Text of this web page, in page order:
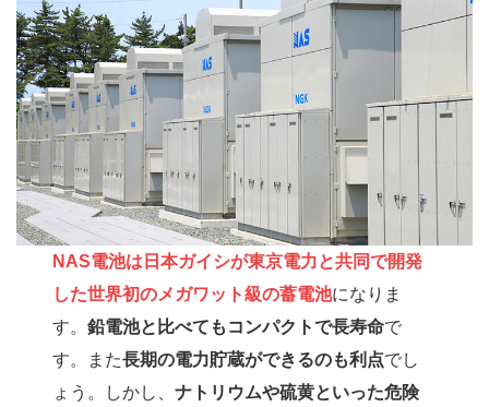
NAS電池は日本ガイシが東京電力と共同で開発
した世界初のメガワット級の蓄電池になりま
す。鉛電池と比べてもコンパクトで長寿命で
す。また長期の電力貯蔵ができるのも利点でし
ょう。しかし、ナトリウムや硫黄といった危険